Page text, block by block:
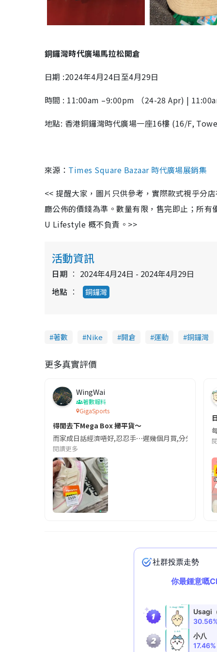
銅鑼灣時代廣場馬拉松開倉
日期 :2024年4月24日至4月29日
時間 : 11:00am –9:00pm （24-28 Apr) |
地點: 香港銅鑼灣時代廣場一座16樓 (16/F,
來源： Times Square Bazaar 時代廣場展銷集
<< 提醒大家，圖片只供參考，實際款式視乎分
廳公佈的價錢為準。數量有限，售完即止；所
U Lifestyle 概不負責。>>
活動資訊
日期
2024年4月24日 - 2024年4月29日
地點
銅鑼灣
著數 Nike 開倉 運動 銅鑼灣
更多真實評價
WingWai
著數報料
GigaSports
得閒去下Mega Box 掃平貨～
而家成日話經濟唔好,忍忍手⋯遲幾個月買,分分鐘係
閱讀更多